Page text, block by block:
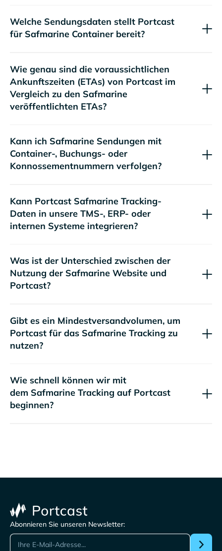
Welche Sendungsdaten stellt Portcast
für
Container bereit?
Wie genau sind die voraussichtlichen
Ankunftszeiten (ETAs) von Portcast im
Vergleich zu den
veröffentlichten ETAs?
Kann ich
Sendungen mit
Container-, Buchungs- oder
Konnossementnummern verfolgen?
Kann Portcast
Tracking-
Daten in unsere TMS-, ERP- oder
internen Systeme integrieren?
Was ist der Unterschied zwischen der
Nutzung der
Website und
Portcast?
Gibt es ein Mindestversandvolumen, um
Portcast für das
Tracking zu
nutzen?
Wie schnell können wir mit
dem
Tracking auf Portcast
beginnen?
Abonnieren Sie unseren Newsletter: